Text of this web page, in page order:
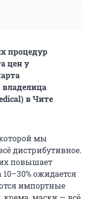
процедур
цен у
владелица
в Чите
мы
дистрибутивное.
повышает
ожидается
импортные